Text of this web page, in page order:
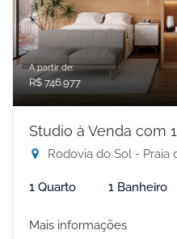
A partir de:
R$ 746.977
Studio à Venda com
Rodovia do Sol - Praia
1 Quarto 1 Banheiro
Mais informações